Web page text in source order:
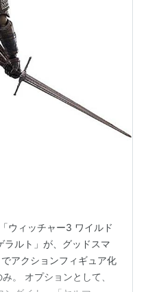
ウィッチャー3 ワイルド
ラルト」が、グッドスマ
アクションフィギュア化
。 オプションとして、